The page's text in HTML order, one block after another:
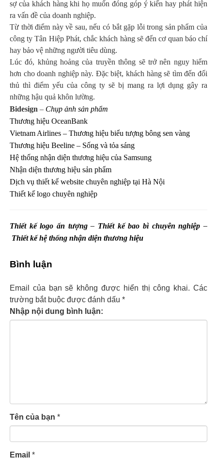
sợ của khách hàng khi họ muốn đóng góp ý kiến hay phát hiện
ra vấn đề của doanh nghiệp.
Từ thời điểm này về sau, nếu có bắt gặp lỗi trong sản phẩm của
công ty Tân Hiệp Phát, chắc khách hàng sẽ đến cơ quan báo chí
hay bảo vệ những người tiêu dùng.
Lúc đó, khủng hoảng của truyền thông sẽ trở nên nguy hiểm
hơn cho doanh nghiệp này. Đặc biệt, khách hàng sẽ tìm đến đối
thủ thì điểm yếu của công ty sẽ bị mang ra lợi dụng gây ra
những hậu quả khôn lường.
Bidesign – Chụp ảnh sản phẩm
Thương hiệu OceanBank
Vietnam Airlines – Thương hiệu biểu tượng bông sen vàng
Thương hiệu Beeline – Sống và tỏa sáng
Hệ thống nhận diện thương hiệu của Samsung
Nhận diện thương hiệu sản phẩm
Dịch vụ thiết kế website chuyên nghiệp tại Hà Nội
Thiết kế logo chuyên nghiệp
Thiết kế logo ấn tượng– Thiết kế bao bì chuyên nghiệp –
Thiết kế hệ thống nhận diện thương hiệu
Bình luận
Email của bạn sẽ không được hiển thị công khai. Các
trường bắt buộc được đánh dấu *
Nhập nội dung bình luận:
Tên của bạn *
Email *